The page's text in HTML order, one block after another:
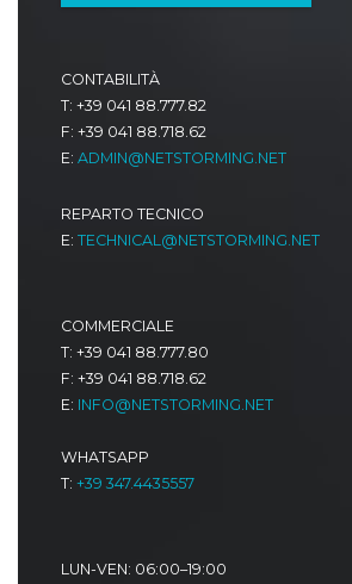
CONTABILITÀ
T: +39 041 88.777.82
F: +39 041 88.718.62
E:ADMIN@NETSTORMING.NET
REPARTO TECNICO
E:TECHNICAL@NETSTORMING.NET
COMMERCIALE
T: +39 041 88.777.80
F: +39 041 88.718.62
E: INFO@NETSTORMING.NET
WHATSAPP
T:+39 347.4435557
LUN-VEN: 06:00–19:00